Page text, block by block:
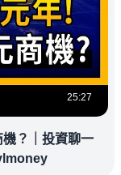
25:27
？｜投資聊一